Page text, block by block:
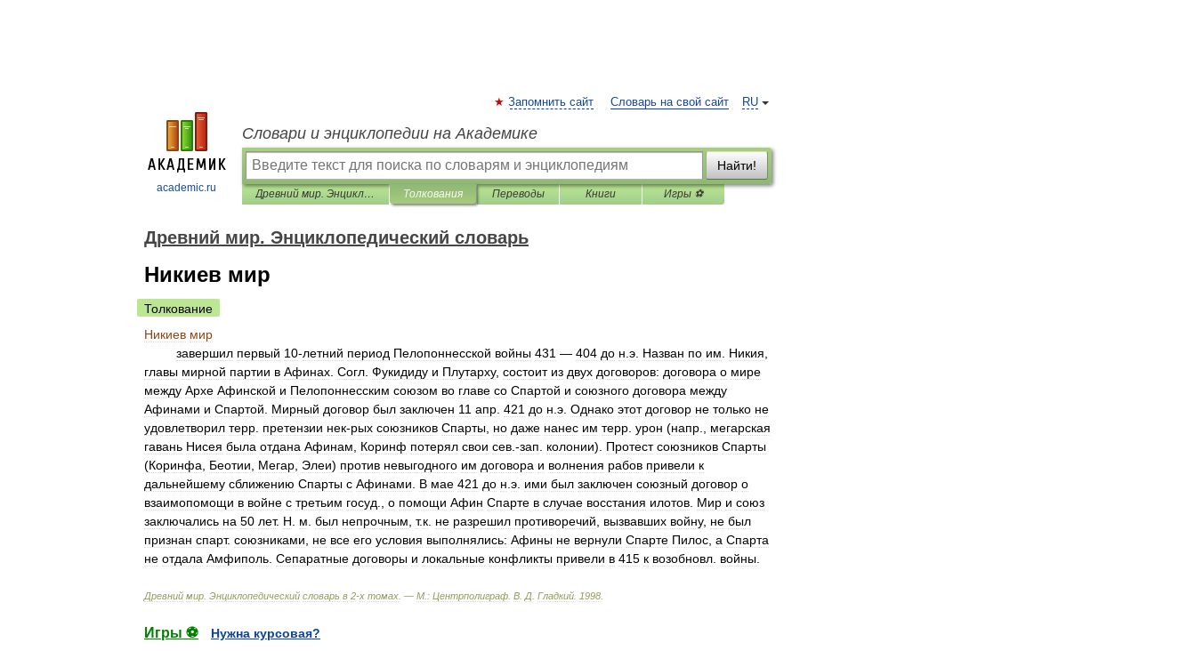
academic.ru
RU
Запомнить сайт Словарь на свой сайт
Словари и энциклопедии на Академике
Найти!
Древний мир. Энциклопедический словарь Толкования Переводы Книги Игры ⚽
Древний мир. Энциклопедический словарь
Никиев мир
Толкование
Никиев мир
завершил первый 10-летний период Пелопоннесской войны 431 — 404 до н э Назван по им Никия
главы мирной партии в Афинах Согл Фукидиду и Плутарху, состоит из двух договоров: договора о мире
между Архе Афинской и Пелопоннесским союзом во главе со Спартой и союзного договора между
Афинами и Спартой Мирный договор был заключен 11 апр 421 до н э Однако этот договор не только не
удовлетворил терр претензии нек-рых союзников Спарты но даже нанес им терр урон (напр
мегарская
гавань Нисея была отдана Афинам Коринф потерял свои сев .-зап колонии). Протест союзников Спарты
(Коринфа Беотии Мегар Элеи) против невыгодного им договора и волнения рабов привели к
дальнейшему сближению Спарты с Афинами В мае 421 до н э ими был заключен союзный договор о
взаимопомощи в войне с третьим госуд о помощи Афин Спарте в случае восстания илотов Мир и союз
заключались на 50 лет. Н м был непрочным т.к не разрешил противоречий вызвавших войну, не был
признан спарт. союзниками не все его условия выполнялись: Афины не вернули Спарте Пилос а Спарта
не отдала Амфиполь Сепаратные договоры и локальные конфликты привели в 415 к возобновл войны
Древний мир Энциклопедический словарь в 2-х томах . — М : Центрполиграф В Д Гладкий 1998
Игры ⚽
Нужна курсовая?